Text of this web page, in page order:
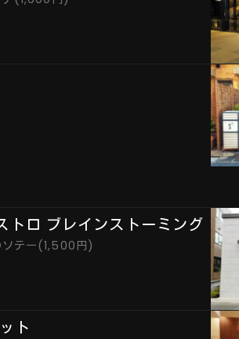
トロ ブレインストーミング
ソテー(1,500円)
ト